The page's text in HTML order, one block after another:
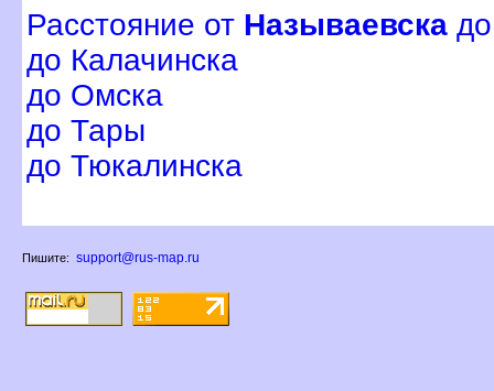
Расстояние от Называевска
до Калачинска
до Омска
до Тары
до Тюкалинска
Пишите: support@rus-map.ru